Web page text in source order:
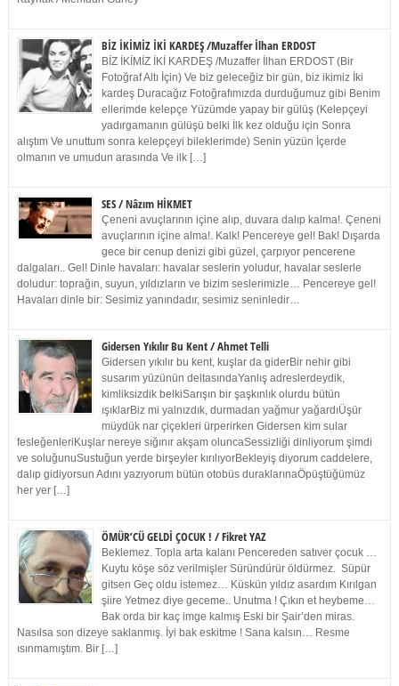
BİZ İKİMİZ İKİ KARDEŞ /Muzaffer İlhan ERDOST
BİZ İKİMİZ İKİ KARDEŞ /Muzaffer İlhan ERDOST (Bir
Fotoğraf Altı İçin) Ve biz geleceğiz bir gün, biz ikimiz İki
kardeş Duracağız Fotoğrafımızda durduğumuz gibi Benim
ellerimde kelepçe Yüzümde yapay bir gülüş (Kelepçeyi
yadırgamanın gülüşü belki İlk kez olduğu için Sonra
alıştım Ve unuttum sonra kelepçeyi bileklerimde) Senin yüzün İçerde
olmanın ve umudun arasında Ve ilk […]
SES / Nâzım HİKMET
Çeneni avuçlarının içine alıp, duvara dalıp kalma!. Çeneni
avuçlarının içine alma!. Kalk! Pencereye gel! Bak! Dışarda
gece bir cenup denizi gibi güzel, çarpıyor pencerene
dalgaları.. Gel! Dinle havaları: havalar seslerin yoludur, havalar seslerle
doludur: toprağın, suyun, yıldızların ve bizim seslerimizle… Pencereye gel!
Havaları dinle bir: Sesimiz yanındadır, sesimiz seninledir…
Gidersen Yıkılır Bu Kent / Ahmet Telli
Gidersen yıkılır bu kent, kuşlar da giderBir nehir gibi
susarım yüzünün deltasındaYanlış adreslerdeydik,
kimliksizdik belkiSarışın bir şaşkınlık olurdu bütün
ışıklarBiz mi yalnızdık, durmadan yağmur yağardıÜşür
müydük nar çiçekleri ürperirken Gidersen kim sular
fesleğenleriKuşlar nereye sığınır akşam oluncaSessizliği dinliyorum şimdi
ve soluğunuSustuğun yerde birşeyler kırılıyorBekleyiş diyorum caddelere,
dalıp gidiyorsun Adını yazıyorum bütün otobüs duraklarınaÖpüştüğümüz
her yer […]
ÖMÜR’CÜ GELDİ ÇOCUK ! / Fikret YAZ
Beklemez. Topla arta kalanı Pencereden satıver çocuk …
Kuytu köşe söz verilmişler Süründürür öldürmez. Süpür
gitsen Geç oldu istemez… Küskün yıldız asardım Kırılgan
şiire Yetmez diye geceme.. Unutma ! Çıkın et heybeme…
Bak orda bir kaç imge kalmış Eski bir Şair’den miras.
Nasılsa son dizeye saklanmış. İyi bak eskitme ! Sana kalsın… Resme
ısınmamıştım. Bir […]